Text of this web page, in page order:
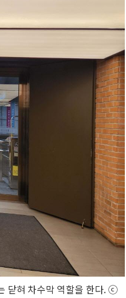
닫혀 차수막 역할을 한다. ⓒ